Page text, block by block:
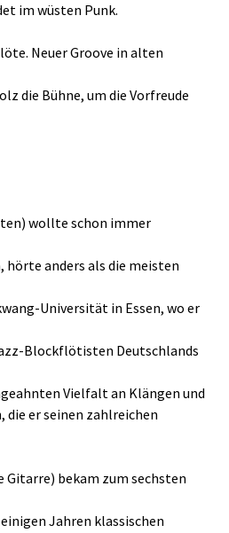
im wüsten Punk.
Neuer Groove in alten
die Bühne, um die Vorfreude
wollte schon immer
hörte anders als die meisten
Universität in Essen, wo er
Blockflötisten Deutschlands
Vielfalt an Klängen und
er seinen zahlreichen
Gitarre) bekam zum sechsten
Jahren klassischen